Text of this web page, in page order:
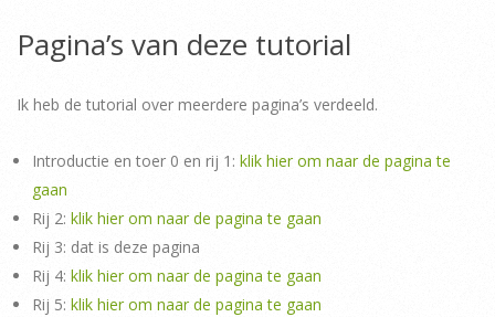
Pagina’s van deze tutorial
Ik heb de tutorial over meerdere pagina’s verdeeld.
Introductie en toer 0 en rij 1: klik hier om naar de pagina te
gaan
Rij 2: klik hier om naar de pagina te gaan
Rij 3: dat is deze pagina
Rij 4: klik hier om naar de pagina te gaan
Rij 5: klik hier om naar de pagina te gaan